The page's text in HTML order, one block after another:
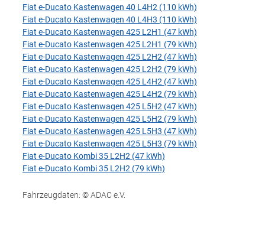
Fiat e-Ducato Kastenwagen 40 L4H2 (110 kWh)
Fiat e-Ducato Kastenwagen 40 L4H3 (110 kWh)
Fiat e-Ducato Kastenwagen 425 L2H1 (47 kWh)
Fiat e-Ducato Kastenwagen 425 L2H1 (79 kWh)
Fiat e-Ducato Kastenwagen 425 L2H2 (47 kWh)
Fiat e-Ducato Kastenwagen 425 L2H2 (79 kWh)
Fiat e-Ducato Kastenwagen 425 L4H2 (47 kWh)
Fiat e-Ducato Kastenwagen 425 L4H2 (79 kWh)
Fiat e-Ducato Kastenwagen 425 L5H2 (47 kWh)
Fiat e-Ducato Kastenwagen 425 L5H2 (79 kWh)
Fiat e-Ducato Kastenwagen 425 L5H3 (47 kWh)
Fiat e-Ducato Kastenwagen 425 L5H3 (79 kWh)
Fiat e-Ducato Kombi 35 L2H2 (47 kWh)
Fiat e-Ducato Kombi 35 L2H2 (79 kWh)
Fahrzeugdaten: © ADAC e.V.